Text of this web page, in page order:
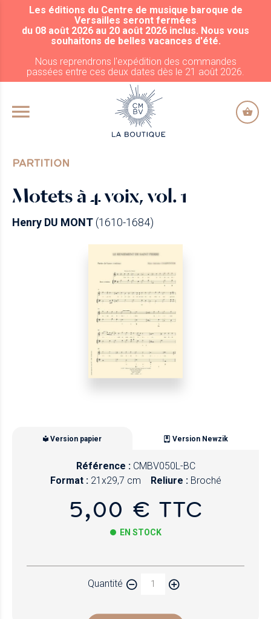
ALLER AU CONTENU PRINCIPAL
Les éditions du Centre de musique baroque de
Versailles seront fermées
du 08 août 2026 au 20 août 2026 inclus. Nous vous
souhaitons de belles vacances d'été.
Nous reprendrons l'expédition des commandes
passées entre ces deux dates dès le 21 août 2026.
PARTITION
Motets à 4 voix, vol. 1
Henry DU MONT(1610-1684)
Version papier Version Newzik
Référence : CMBV050L-BC
Format : 21x29,7 cm Reliure : Broché
5,00 € TTC
EN STOCK
Quantité